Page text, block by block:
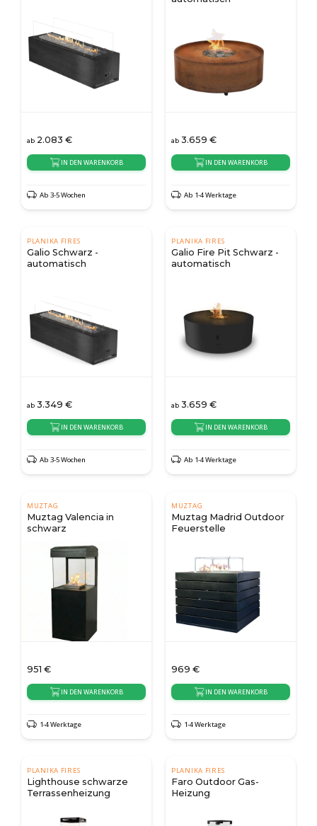
ab 2.083 €
IN DEN WARENKORB
Ab 3-5 Wochen
ab 3.659 €
IN DEN WARENKORB
Ab 1-4 Werktage
PLANIKA FIRES
Galio Schwarz -
automatisch
ab 3.349 €
IN DEN WARENKORB
Ab 3-5 Wochen
PLANIKA FIRES
Galio Fire Pit Schwarz -
automatisch
ab 3.659 €
IN DEN WARENKORB
Ab 1-4 Werktage
MUZTAG
Muztag Valencia in
schwarz
951 €
IN DEN WARENKORB
1-4 Werktage
MUZTAG
Muztag Madrid Outdoor
Feuerstelle
969 €
IN DEN WARENKORB
1-4 Werktage
PLANIKA FIRES
Lighthouse schwarze
Terrassenheizung
PLANIKA FIRES
Faro Outdoor Gas-
Heizung